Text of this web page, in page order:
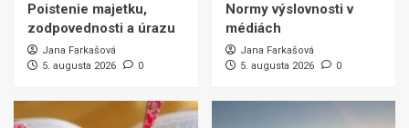
Poistenie majetku,
zodpovednosti a úrazu
Jana Farkašová
5. augusta 2026
0
Normy výslovnosti v
médiách
Jana Farkašová
5. augusta 2026
0